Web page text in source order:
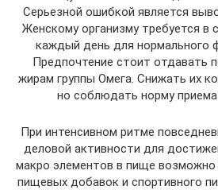
Серьезной ошибкой является
Женскому организму требуется в
каждый день для нормального
Предпочтение стоит отдавать
жирам группы Омега. Снижать их
но соблюдать норму
При интенсивном ритме
деловой активности для
макро элементов в пище
пищевых добавок и спортивного